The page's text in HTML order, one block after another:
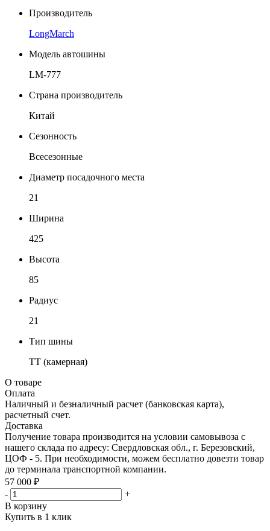
Производитель
LongMarch
Модель автошины
LM-777
Страна производитель
Китай
Сезонность
Всесезонные
Диаметр посадочного места
21
Ширина
425
Высота
85
Радиус
21
Тип шины
TT (камерная)
О товаре
Оплата
Наличный и безналичный расчет (банковская карта),
расчетный счет.
Доставка
Получение товара производится на условии самовывоза с
нашего склада по адресу: Свердловская обл., г. Березовский,
ЦОФ - 5. При необходимости, можем бесплатно довезти товар
до терминала транспортной компании.
57 000 ₽
-
+
В корзину
Купить в 1 клик